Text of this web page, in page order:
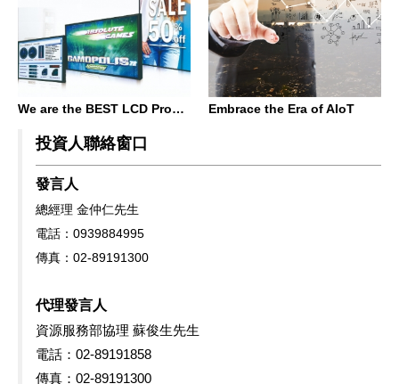
We are the BEST LCD Provider Embrace the Era of AIoT
投資人聯絡窗口
發言人
總經理 金仲仁先生
電話：0939884995
傳真：02-89191300
代理發言人
資源服務部協理 蘇俊生先生
電話：02-89191858
傳真：02-89191300